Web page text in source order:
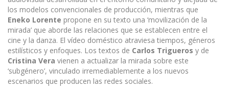
los modelos convencionales de producción, mientras que
Eneko Lorente propone en su texto una ‘movilización de la
mirada’ que aborde las relaciones que se establecen entre el
cine y la danza. El vídeo doméstico atraviesa tiempos, géneros
estilísticos y enfoques. Los textos de Carlos Trigueros y de
Cristina Vera vienen a actualizar la mirada sobre este
‘subgénero’, vinculado irremediablemente a los nuevos
escenarios que producen las redes sociales.